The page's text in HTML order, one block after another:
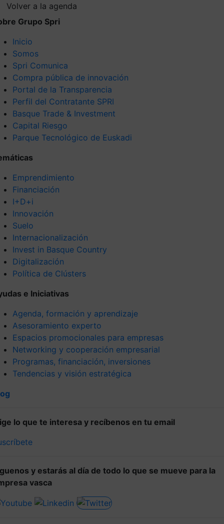
Volver a la agenda
Grupo Spri
Inicio
Somos
Spri Comunica
Compra pública de innovación
Portal de la Transparencia
Perfil del Contratante SPRI
Basque Trade & Investment
Capital Riesgo
Parque Tecnológico de Euskadi
Emprendimiento
Financiación
I+D+i
Innovación
Suelo
Internacionalización
Invest in Basque Country
Digitalización
Política de Clústers
e Iniciativas
Agenda, formación y aprendizaje
Asesoramiento experto
Espacios promocionales para empresas
Networking y cooperación empresarial
Programas, financiación, inversiones
Tendencias y visión estratégica
lo que te interesa y recíbenos en tu email
y estarás al día de todo lo que se mueve para la
vasca